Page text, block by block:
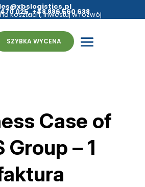
kosztach, inwestuj w rozwój
025,+48 886 560 638
SZYBKA WYCENA
Case of
Group – 1